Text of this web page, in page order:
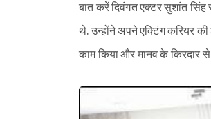
बात करें दिवंगत एक्टर सुशांत
थे. उन्होंने अपने एक्टिंग करियर
काम किया और मानव के किरदार